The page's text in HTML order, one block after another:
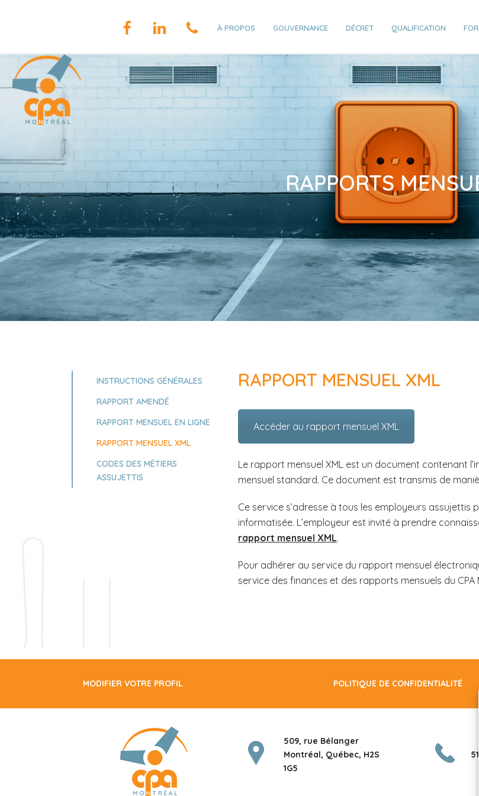
À PROPOS GOUVERNANCE DÉCRET QUALIFICATION
RAPPORTS
INSTRUCTIONS GÉNÉRALES
RAPPORT AMENDÉ
RAPPORT MENSUEL EN LIGNE
RAPPORT MENSUEL XML
CODES DES MÉTIERS
ASSUJETTIS
RAPPORT MENSUEL XML
Accéder au rapport mensuel XML
Le rapport mensuel XML est un document contenant
mensuel standard. Ce document est transmis de
Ce service s’adresse à tous les employeurs
informatisée. L’employeur est invité à prendre
rapport mensuel XML.
Pour adhérer au service du rapport mensuel
service des finances et des rapports mensuels du CPA
MODIFIER VOTRE PROFIL POLITIQUE DE CONFIDENTIALITÉ
509, rue Bélanger
Montréal, Québec, H2S
1G5